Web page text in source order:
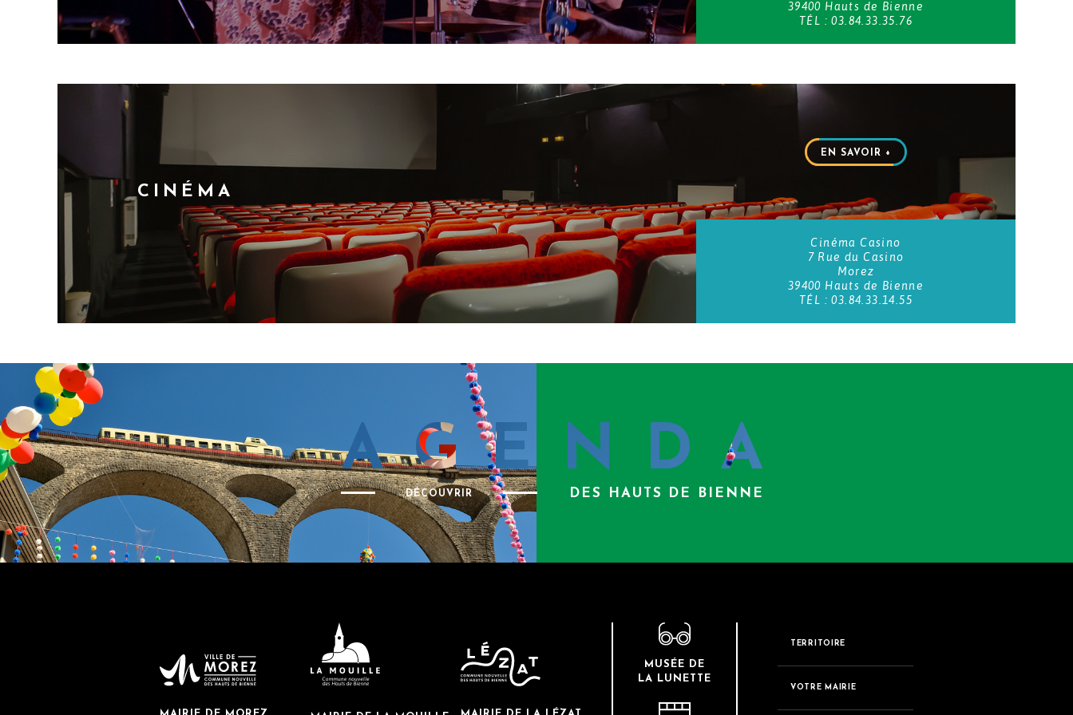
39400 Hauts de Bienne
TÉL : 03.84.33.35.76
CINÉMA
EN SAVOIR +
Cinéma Casino
7 Rue du Casino
Morez
39400 Hauts de Bienne
TÉL : 03.84.33.14.55
AGENDA
DÉCOUVRIR DES HAUTS DE BIENNE
MUSÉE DE
LA LUNETTE
TERRITOIRE
VOTRE MAIRIE